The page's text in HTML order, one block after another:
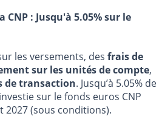
CNP : Jusqu'à 5.05% sur le
les versements, des frais de
sur les unités de compte,
de transaction. Jusqu’à 5.05% de
sur le fonds euros CNP
2027 (sous conditions).